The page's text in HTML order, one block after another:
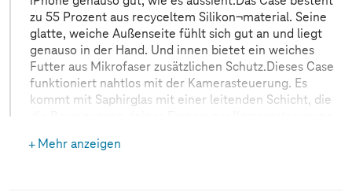
zu 55 Prozent aus recyceltem Silikon¬material. Seine
glatte, weiche Außenseite fühlt sich gut an und liegt
genauso in der Hand. Und innen bietet ein weiches
Futter aus Mikrofaser zusätzlichen Schutz.Dieses Case
funktioniert nahtlos mit der Kamerasteuerung. Es
kommt mit Saphirglas mit einer leitenden Schicht, die
am iPhone 16 ausrichten, hält das Case ganz einfach
Mehr anzeigen